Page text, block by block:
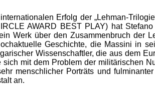
Erfolg der „Lehman-
AWARD BEST PLAY) hat
Werk über den Zusammenbruch der
Geschichte, die Massini in
Wissenschaftler, die aus dem
sich mit dem Problem der militärischen
menschlicher Porträts und
an.